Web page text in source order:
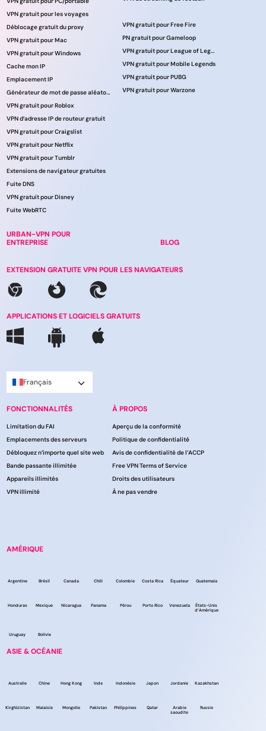
VPN gratuit pour les voyages
Déblocage gratuit du proxy
VPN gratuit pour Mac
VPN gratuit pour Windows
Cache mon IP
Emplacement IP
Générateur de mot de passe aléatoire
VPN gratuit pour Roblox
VPN d’adresse IP de routeur gratuit
VPN gratuit pour Craigslist
VPN gratuit pour Netflix
VPN gratuit pour Tumblr
Extensions de navigateur gratuites
Fuite DNS
VPN gratuit pour Disney
Fuite WebRTC
URBAN-VPN POUR
ENTREPRISE
VPN gratuit pour Free Fire
PN gratuit pour Gameloop
VPN gratuit pour League of Legends
VPN gratuit pour Mobile Legends
VPN gratuit pour PUBG
VPN gratuit pour Warzone
BLOG
EXTENSION GRATUITE VPN POUR LES NAVIGATEURS
APPLICATIONS ET LOGICIELS GRATUITS
Français
FONCTIONNALITÉS
Limitation du FAI
Emplacements des serveurs
Débloquez n’importe quel site web
Bande passante illimitée
Appareils illimités
VPN illimité
À PROPOS
Aperçu de la conformité
Politique de confidentialité
Avis de confidentialité de l’ACCP
Free VPN Terms of Service
Droits des utilisateurs
À ne pas vendre
AMÉRIQUE
Argentine Brésil Canada Chili Colombie Costa Rica Équateur Guatemala
Honduras Mexique Nicaragua Panama Pérou Porto Rico Venezuela
États-Unis
d’Amérique
Uruguay Bolivie
ASIE & OCÉANIE
Australie Chine Hong Kong Inde Indonésie Japon Jordanie Kazakhstan
Kirghizistan Malaisie Mongolie Pakistan Philippines Qatar
Arabie
saoudite
Russie